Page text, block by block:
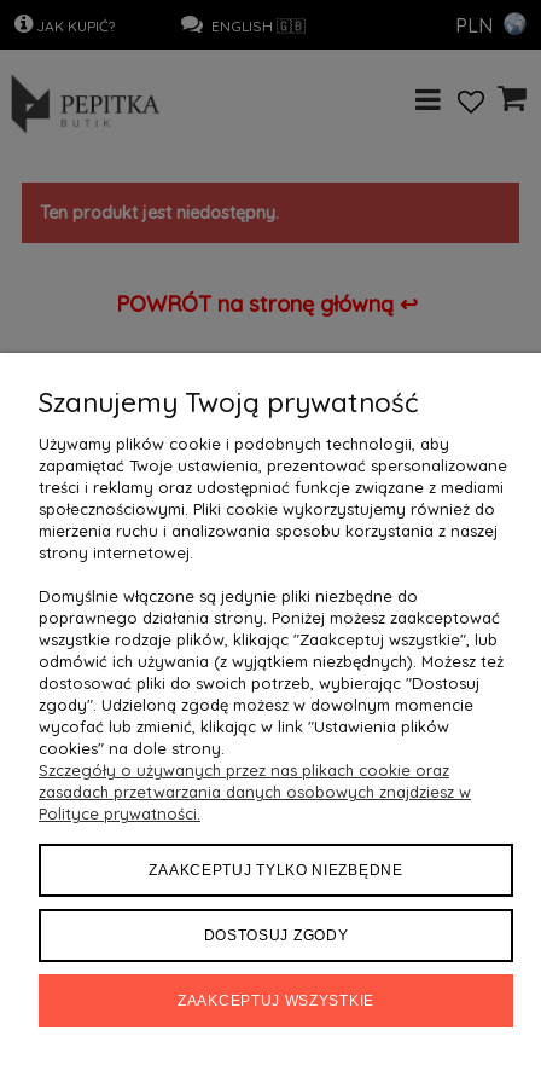
JAK KUPIĆ? ENGLISH 🇬🇧 PLN
Ten produkt jest niedostępny.
POWRÓT na stronę główną ↩
Select Language ▼
OBSŁUGA KLIENTA
OFERTA
DOKUMENTY
MOJE KONTO
Szanujemy Twoją prywatność
Używamy plików cookie i podobnych technologii, aby
zapamiętać Twoje ustawienia, prezentować spersonalizowane
treści i reklamy oraz udostępniać funkcje związane z mediami
społecznościowymi. Pliki cookie wykorzystujemy również do
mierzenia ruchu i analizowania sposobu korzystania z naszej
strony internetowej.
Domyślnie włączone są jedynie pliki niezbędne do
poprawnego działania strony. Poniżej możesz zaakceptować
wszystkie rodzaje plików, klikając "Zaakceptuj wszystkie", lub
odmówić ich używania (z wyjątkiem niezbędnych). Możesz też
dostosować pliki do swoich potrzeb, wybierając "Dostosuj
zgody". Udzieloną zgodę możesz w dowolnym momencie
wycofać lub zmienić, klikając w link "Ustawienia plików
cookies" na dole strony.
Szczegóły o używanych przez nas plikach cookie oraz
zasadach przetwarzania danych osobowych znajdziesz w
Polityce prywatności.
ZAAKCEPTUJ TYLKO NIEZBĘDNE
DOSTOSUJ ZGODY
ZAAKCEPTUJ WSZYSTKIE